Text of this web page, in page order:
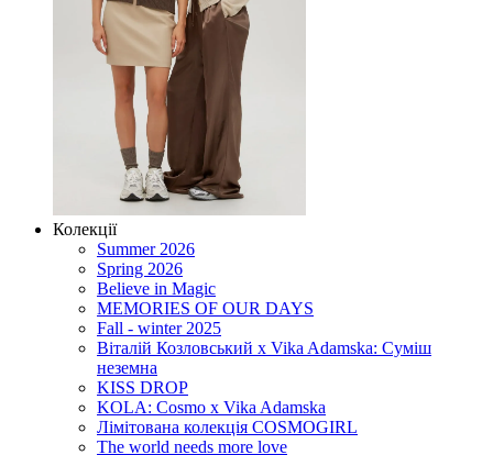
Колекції
Summer 2026
Spring 2026
Believe in Magic
MEMORIES OF OUR DAYS
Fall - winter 2025
Віталій Козловський x Vika Adamska: Суміш
неземна
KISS DROP
KOLA: Cosmo x Vika Adamska
Лімітована колекція COSMOGIRL
The world needs more love